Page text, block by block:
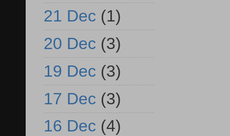
21 Dec (1)
20 Dec (3)
19 Dec (3)
17 Dec (3)
16 Dec (4)